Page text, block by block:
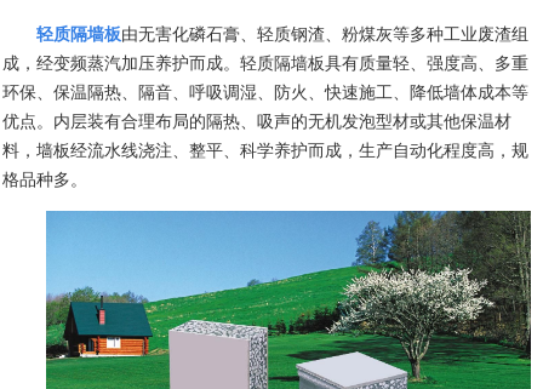
轻质隔墙板由无害化磷石膏、轻质钢渣、粉煤灰等多种工业废渣组
成，经变频蒸汽加压养护而成。轻质隔墙板具有质量轻、强度高、多重
环保、保温隔热、隔音、呼吸调湿、防火、快速施工、降低墙体成本等
优点。内层装有合理布局的隔热、吸声的无机发泡型材或其他保温材
料，墙板经流水线浇注、整平、科学养护而成，生产自动化程度高，规
格品种多。